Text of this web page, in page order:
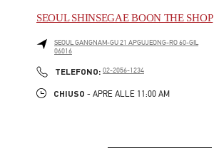
SEOUL SHINSEGAE BOON THE SHOP
SEOULGANGNAM-GU21 APGUJEONG-RO 60-GIL
06016
TELEFONO: PHONE
02-2056-1234
CHIUSO - APRE ALLE 11:00 AM